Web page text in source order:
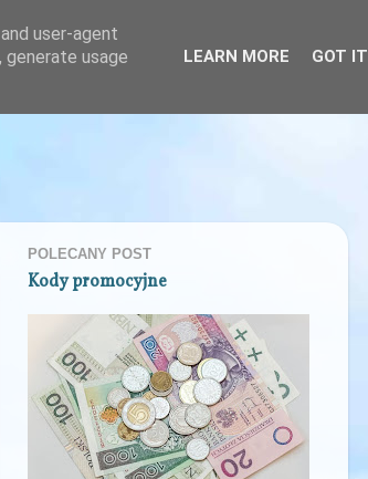
POLECANY POST
Kody promocyjne
user-agent
usage
LEARN MORE GOT IT